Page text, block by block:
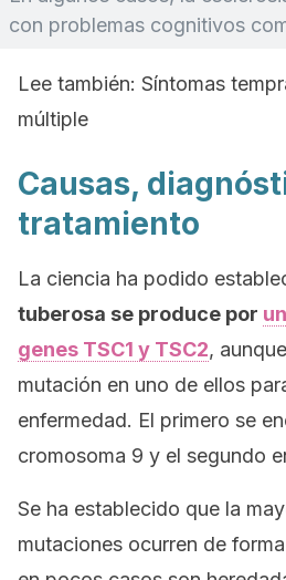
con problemas cognitivos
Lee también: Síntomas
múltiple
Causas,
tratamiento
La ciencia ha podido
tuberosa se produce por
genes TSC1 y TSC2,
mutación en uno de ellos
enfermedad. El primero se
cromosoma 9 y el segundo
Se ha establecido que la
mutaciones ocurren de